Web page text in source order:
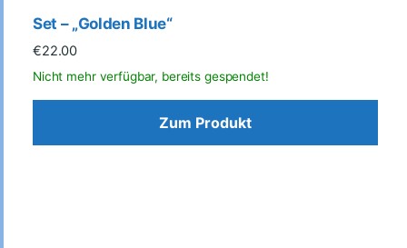
Set – „Golden Blue“
€22.00
Zum Produkt